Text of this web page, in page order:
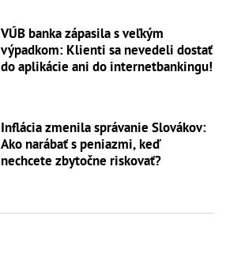
VÚB banka zápasila s veľkým
výpadkom: Klienti sa nevedeli dostať
do aplikácie ani do internetbankingu!
Inflácia zmenila správanie Slovákov:
Ako narábať s peniazmi, keď
nechcete zbytočne riskovať?